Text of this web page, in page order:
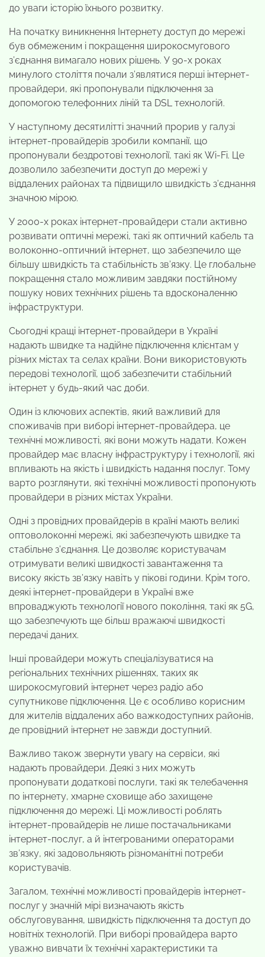
до уваги історію їхнього розвитку.
На початку виникнення Інтернету доступ до мережі
був обмеженим і покращення широкосмугового
з’єднання вимагало нових рішень. У 90-х роках
минулого століття почали з’являтися перші інтернет-
провайдери, які пропонували підключення за
допомогою телефонних ліній та DSL технологій.
У наступному десятилітті значний прорив у галузі
інтернет-провайдерів зробили компанії, що
пропонували бездротові технології, такі як Wi-Fi. Це
дозволило забезпечити доступ до мережі у
віддалених районах та підвищило швидкість з’єднання
значною мірою.
У 2000-х роках інтернет-провайдери стали активно
розвивати оптичні мережі, такі як оптичний кабель та
волоконно-оптичний інтернет, що забезпечило ще
більшу швидкість та стабільність зв’язку. Це глобальне
покращення стало можливим завдяки постійному
пошуку нових технічних рішень та вдосконаленню
інфраструктури.
Сьогодні кращі інтернет-провайдери в Україні
надають швидке та надійне підключення клієнтам у
різних містах та селах країни. Вони використовують
передові технології, щоб забезпечити стабільний
інтернет у будь-який час доби.
Один із ключових аспектів, який важливий для
споживачів при виборі інтернет-провайдера, це
технічні можливості, які вони можуть надати. Кожен
провайдер має власну інфраструктуру і технології, які
впливають на якість і швидкість надання послуг. Тому
варто розглянути, які технічні можливості пропонують
провайдери в різних містах України.
Одні з провідних провайдерів в країні мають великі
оптоволоконні мережі, які забезпечують швидке та
стабільне з’єднання. Це дозволяє користувачам
отримувати великі швидкості завантаження та
високу якість зв’язку навіть у пікові години. Крім того,
деякі інтернет-провайдери в Україні вже
впроваджують технології нового покоління, такі як 5G,
що забезпечують ще більш вражаючі швидкості
передачі даних.
Інші провайдери можуть спеціалізуватися на
регіональних технічних рішеннях, таких як
широкосмуговий інтернет через радіо або
супутникове підключення. Це є особливо корисним
для жителів віддалених або важкодоступних районів,
де провідний інтернет не завжди доступний.
Важливо також звернути увагу на сервіси, які
надають провайдери. Деякі з них можуть
пропонувати додаткові послуги, такі як телебачення
по інтернету, хмарне сховище або захищене
підключення до мережі. Ці можливості роблять
інтернет-провайдерів не лише постачальниками
інтернет-послуг, а й інтегрованими операторами
зв’язку, які задовольняють різноманітні потреби
користувачів.
Загалом, технічні можливості провайдерів інтернет-
послуг у значній мірі визначають якість
обслуговування, швидкість підключення та доступ до
новітніх технологій. При виборі провайдера варто
уважно вивчати їх технічні характеристики та